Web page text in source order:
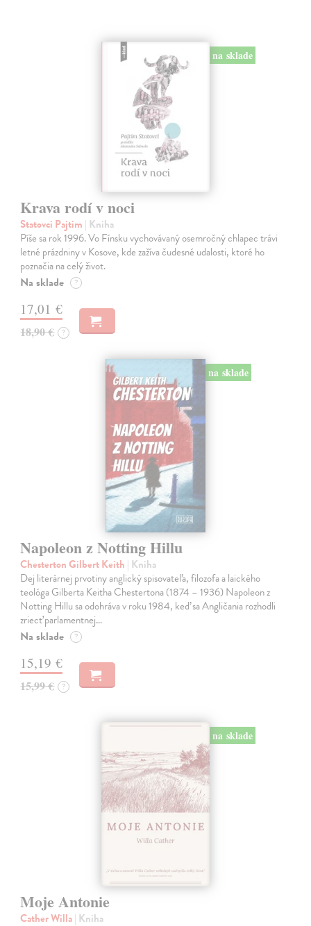
na sklade
Krava rodí v noci
Statovci Pajtim | Kniha
Píše sa rok 1996. Vo Fínsku vychovávaný osemročný chlapec trávi
letné prázdniny v Kosove, kde zažíva čudesné udalosti, ktoré ho
poznačia na celý život.
Na sklade ?
17,01 €
18,90 € ?
na sklade
Napoleon z Notting Hillu
Chesterton Gilbert Keith | Kniha
Dej literárnej prvotiny anglický spisovateľa, filozofa a laického
teológa Gilberta Keitha Chestertona (1874 – 1936) Napoleon z
Notting Hillu sa odohráva v roku 1984, keď sa Angličania rozhodli
zriecť parlamentnej…
Na sklade ?
15,19 €
15,99 € ?
na sklade
Moje Antonie
Cather Willa| Kniha